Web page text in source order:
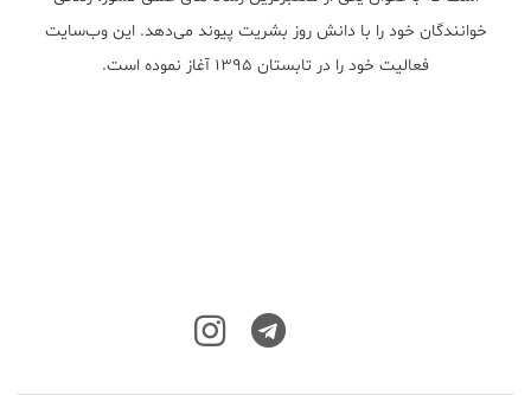
خوانندگان خود را با دانش روز بشریت پیوند می‌دهد. این وب‌سایت
فعالیت خود را در تابستان ۱۳۹۵ آغاز نموده است.